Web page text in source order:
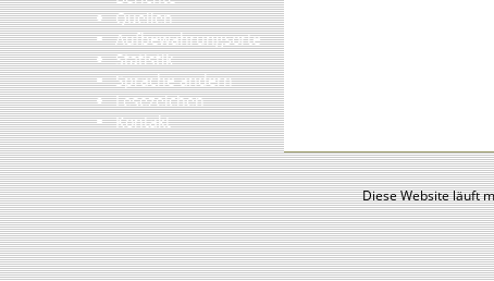
Quellen
Aufbewahrungsorte
Statistik
Sprache ändern
Lesezeichen
Kontakt
Diese Website läuft